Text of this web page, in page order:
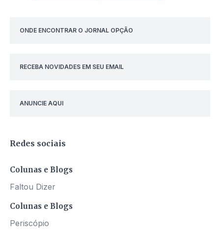
ONDE ENCONTRAR O JORNAL OPÇÃO
RECEBA NOVIDADES EM SEU EMAIL
ANUNCIE AQUI
Redes sociais
Colunas e Blogs
Faltou Dizer
Colunas e Blogs
Periscópio